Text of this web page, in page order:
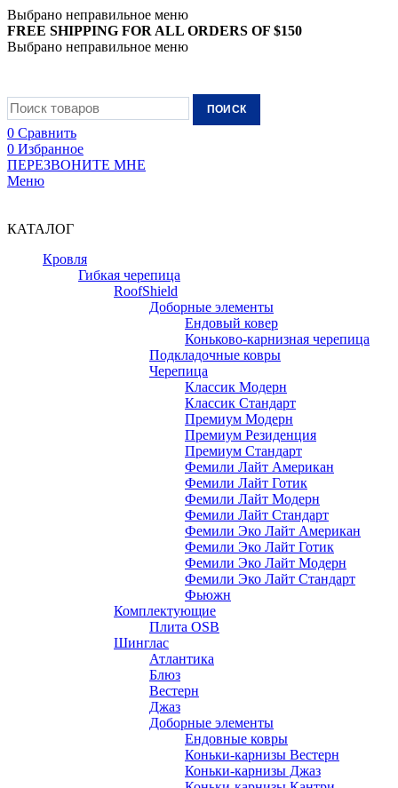
Выбрано неправильное меню
FREE SHIPPING FOR ALL ORDERS OF $150
Выбрано неправильное меню
ПОИСК
0 Сравнить
0 Избранное
ПЕРЕЗВОНИТЕ МНЕ
Меню
КАТАЛОГ
Кровля
Гибкая черепица
RoofShield
Доборные элементы
Ендовый ковер
Коньково-карнизная черепица
Подкладочные ковры
Черепица
Классик Модерн
Классик Стандарт
Премиум Модерн
Премиум Резиденция
Премиум Стандарт
Фемили Лайт Американ
Фемили Лайт Готик
Фемили Лайт Модерн
Фемили Лайт Стандарт
Фемили Эко Лайт Американ
Фемили Эко Лайт Готик
Фемили Эко Лайт Модерн
Фемили Эко Лайт Стандарт
Фьюжн
Комплектующие
Плита OSB
Шинглас
Атлантика
Блюз
Вестерн
Джаз
Доборные элементы
Ендовные ковры
Коньки-карнизы Вестерн
Коньки-карнизы Джаз